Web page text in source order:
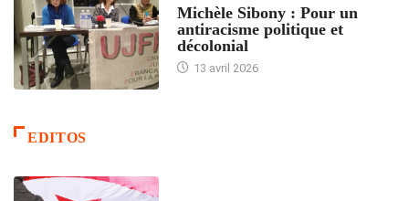
Michèle Sibony : Pour un
antiracisme politique et
décolonial
13 avril 2026
EDITOS